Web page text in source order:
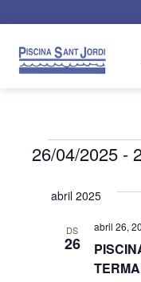
26/04/2025 -
unaabril 2025
DS
26
abril 26,